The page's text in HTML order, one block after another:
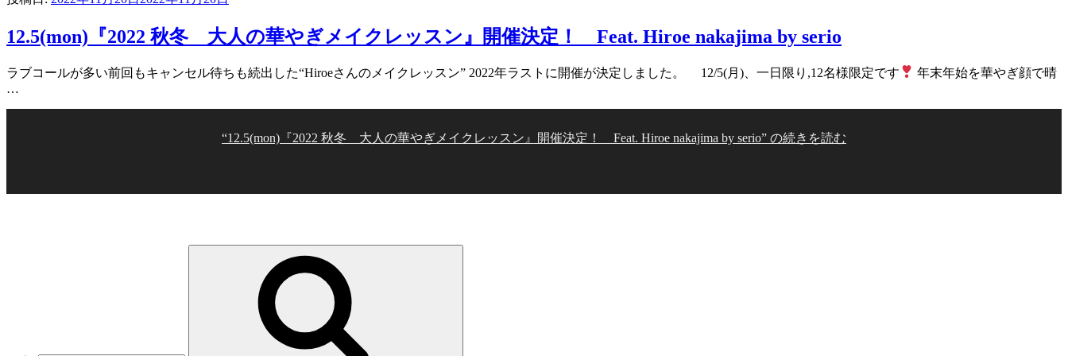
12.5(mon)『2022 秋冬 大人の華やぎメイクレッスン』開催決定！ Feat. Hiroe nakajima by serio
ラブコールが多い前回もキャンセル待ちも続出した“Hiroeさんのメイクレッスン” 2022年ラストに開催が決定しました。 12/5(月)、一日限り,12名様限定です
年末年始を華やぎ顔で晴
…
“12.5(mon)『2022 秋冬 大人の華やぎメイクレッスン』開催決定！ Feat. Hiroe nakajima by serio” の続きを読む